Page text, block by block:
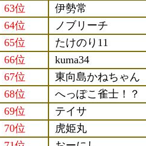
63位
伊勢常
64位
ノブリーチ
65位
たけのり11
66位
kuma34
67位
東向島かねちゃん
68位
へっぽこ雀士！？
69位
テイサ
70位
虎姫丸